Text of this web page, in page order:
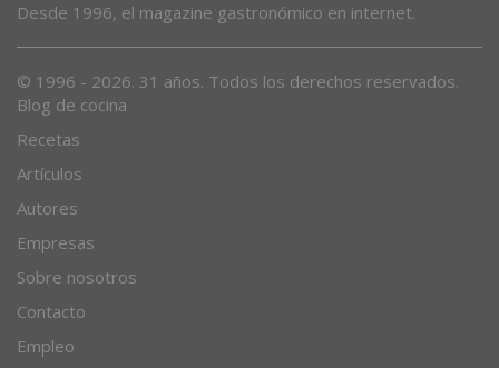
Desde 1996, el magazine gastronómico en internet.
© 1996 - 2026. 31 años. Todos los derechos reservados.
Blog de cocina
Recetas
Artículos
Autores
Empresas
Sobre nosotros
Contacto
Empleo